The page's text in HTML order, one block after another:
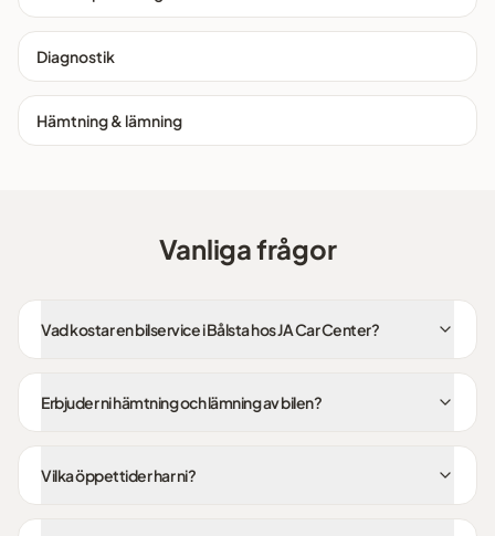
Diagnostik
Hämtning & lämning
Vanliga frågor
Vad kostar en bilservice i Bålsta hos JA Car Center?
Erbjuder ni hämtning och lämning av bilen?
Vilka öppettider har ni?